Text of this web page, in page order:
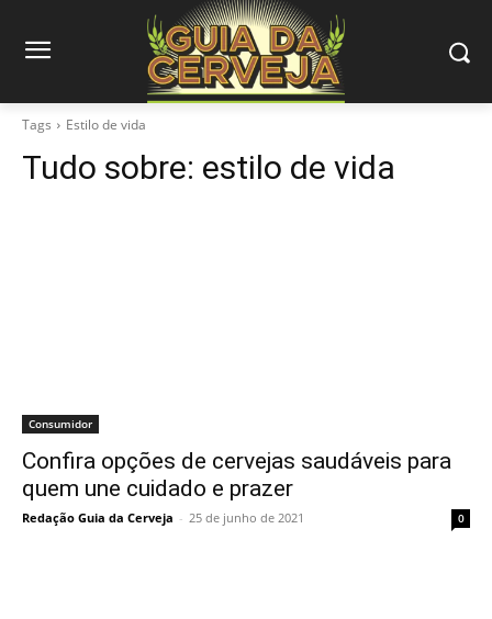
Tags Estilo de vida
Tudo sobre: estilo de vida
Consumidor
Confira opções de cervejas saudáveis para
quem une cuidado e prazer
Redação Guia da Cerveja - 25 de junho de 2021 0